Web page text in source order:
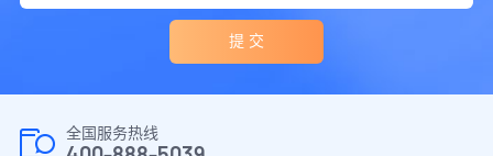
提 交
全国服务热线